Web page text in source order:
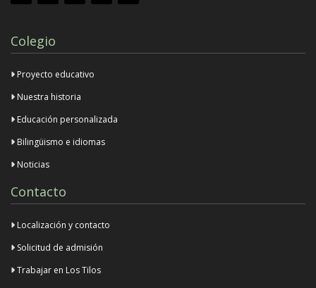
Colegio
Proyecto educativo
Nuestra historia
Educación personalizada
Bilingüismo e idiomas
Noticias
Contacto
Localización y contacto
Solicitud de admisión
Trabajar en Los Tilos